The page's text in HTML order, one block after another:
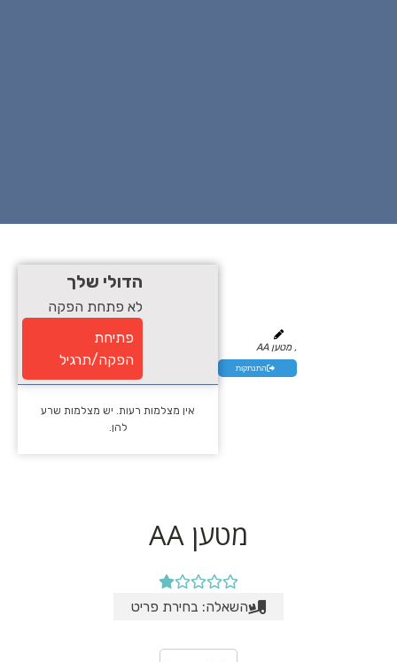
, מטען AA
התנתקות
הדולי שלך
לא פתחת הפקה
פתיחת
הפקה/תרגיל
אין מצלמות רעות. יש מצלמות שרע
להן.
מטען AA
השאלה: בחירת פריט